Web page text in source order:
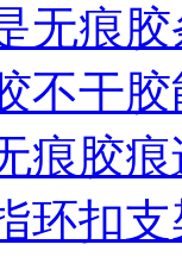
无痕胶
不干
痕胶
环扣